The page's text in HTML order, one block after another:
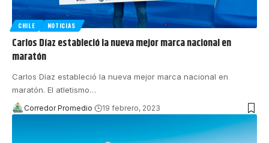
CHILE NOTICIAS
Carlos Díaz estableció la nueva mejor marca nacional en
maratón
Carlos Díaz estableció la nueva mejor marca nacional en
maratón. El atletismo…
Corredor Promedio 19 febrero, 2023